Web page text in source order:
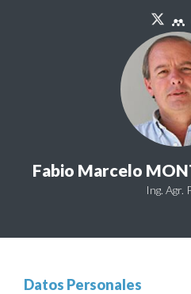
Fabio Marcelo
Ing. Agr.
Datos Personales